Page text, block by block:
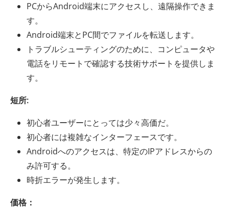
PCからAndroid端末にアクセスし、遠隔操作できま
す。
Android端末とPC間でファイルを転送します。
トラブルシューティングのために、コンピュータや
電話をリモートで確認する技術サポートを提供しま
す。
短所:
初心者ユーザーにとっては少々高価だ。
初心者には複雑なインターフェースです。
Androidへのアクセスは、特定のIPアドレスからの
み許可する。
時折エラーが発生します。
価格：